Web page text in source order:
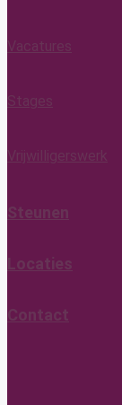
Vacatures
Stages
Vrijwilligerswerk
Steunen
Locaties
Contact